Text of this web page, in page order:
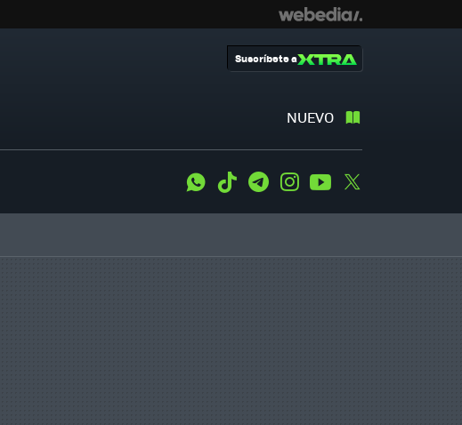
NUEVO
Suscríbete a
WhatsApp
Tiktok TelegramInstagramYoutube